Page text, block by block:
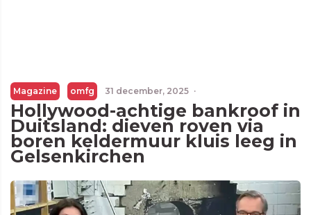
Magazine omfg 31 december, 2025 ·
Hollywood-achtige bankroof in
Duitsland: dieven roven via
boren keldermuur kluis leeg in
Gelsenkirchen